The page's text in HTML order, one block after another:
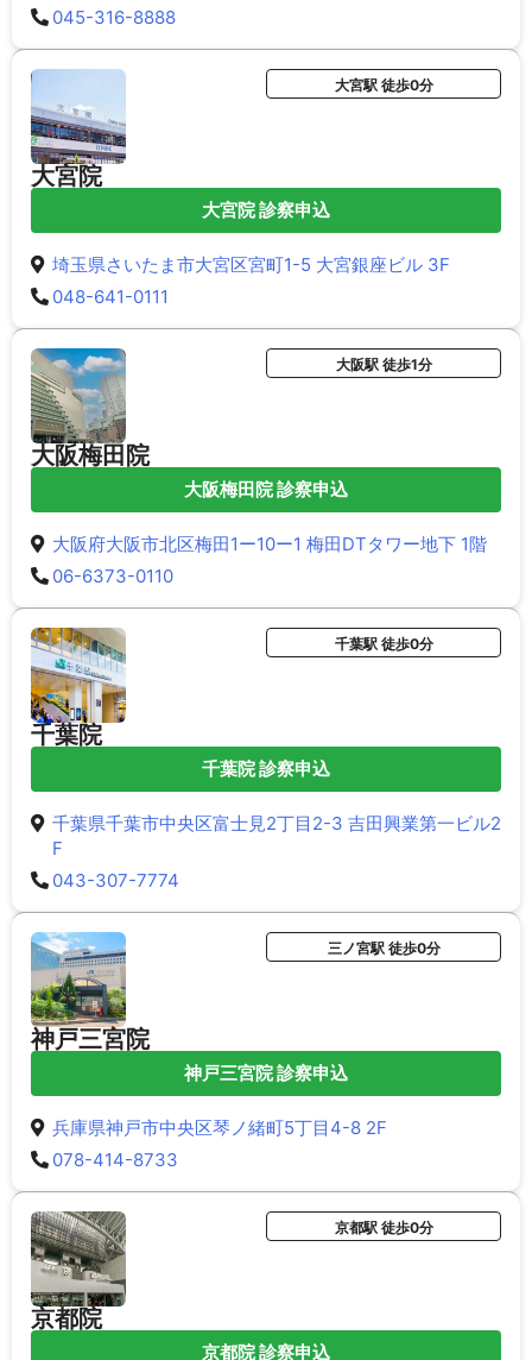
045-316-8888
大宮院
大宮駅 徒歩0分
大宮院 診察申込
埼玉県さいたま市大宮区宮町1-5 大宮銀座ビル 3F
048-641-0111
大阪梅田院
大阪駅 徒歩1分
大阪梅田院 診察申込
大阪府大阪市北区梅田1ー10ー1 梅田DTタワー地下 1階
06-6373-0110
千葉院
千葉駅 徒歩0分
千葉院 診察申込
千葉県千葉市中央区富士見2丁目2-3 吉田興業第一ビル2
F
043-307-7774
神戸三宮院
三ノ宮駅 徒歩0分
神戸三宮院 診察申込
兵庫県神戸市中央区琴ノ緒町5丁目4-8 2F
078-414-8733
京都院
京都駅 徒歩0分
京都院 診察申込